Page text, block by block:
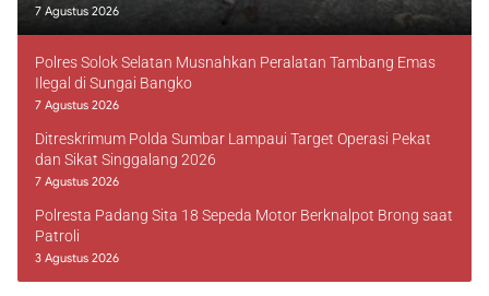
7 Agustus 2026
Polres Solok Selatan Musnahkan Peralatan Tambang Emas
Ilegal di Sungai Bangko
7 Agustus 2026
Ditreskrimum Polda Sumbar Lampaui Target Operasi Pekat
dan Sikat Singgalang 2026
7 Agustus 2026
Polresta Padang Sita 18 Sepeda Motor Berknalpot Brong saat
Patroli
3 Agustus 2026